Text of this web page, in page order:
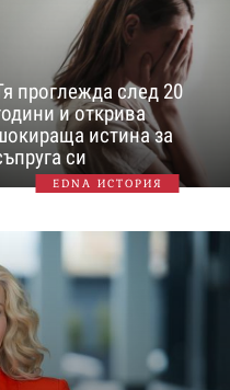
проглежда след 20
и открива
истина за
си
EDNA ИСТОРИЯ